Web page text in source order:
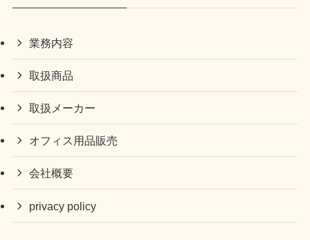
業務内容
取扱商品
取扱メーカー
オフィス用品販売
会社概要
privacy policy